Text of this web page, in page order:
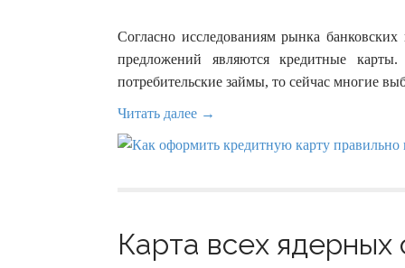
Согласно исследованиям рынка
предложений являются кредитные
потребительские займы, то сейчас многие
Читать далее →
Карта всех